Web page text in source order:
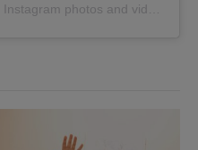
Instagram photos and videos